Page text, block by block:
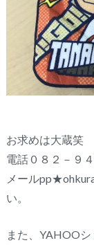
お求めは大蔵笑
電話０８２－９
メール
い。
また、YAHOOシ